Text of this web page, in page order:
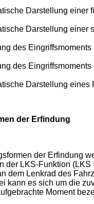
Darstellung einer
Darstellung einer
des
des
Darstellung eines
der Erfindung
der Erfindung
der LKS-Funktion
dem Lenkrad des
kann es sich um die
Moment